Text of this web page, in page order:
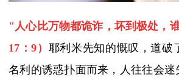
" 人心比万物都诡诈，坏到极处，
17 ：9） 耶利米先知的慨叹，道破
名利的诱惑扑面而来，人往往会迷